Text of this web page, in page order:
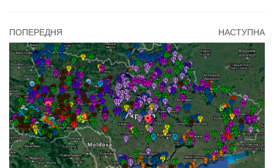
ПОПЕРЕДНЯ НАСТУПНА